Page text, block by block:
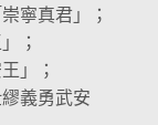
寧真君」；
；
」；
義勇武安